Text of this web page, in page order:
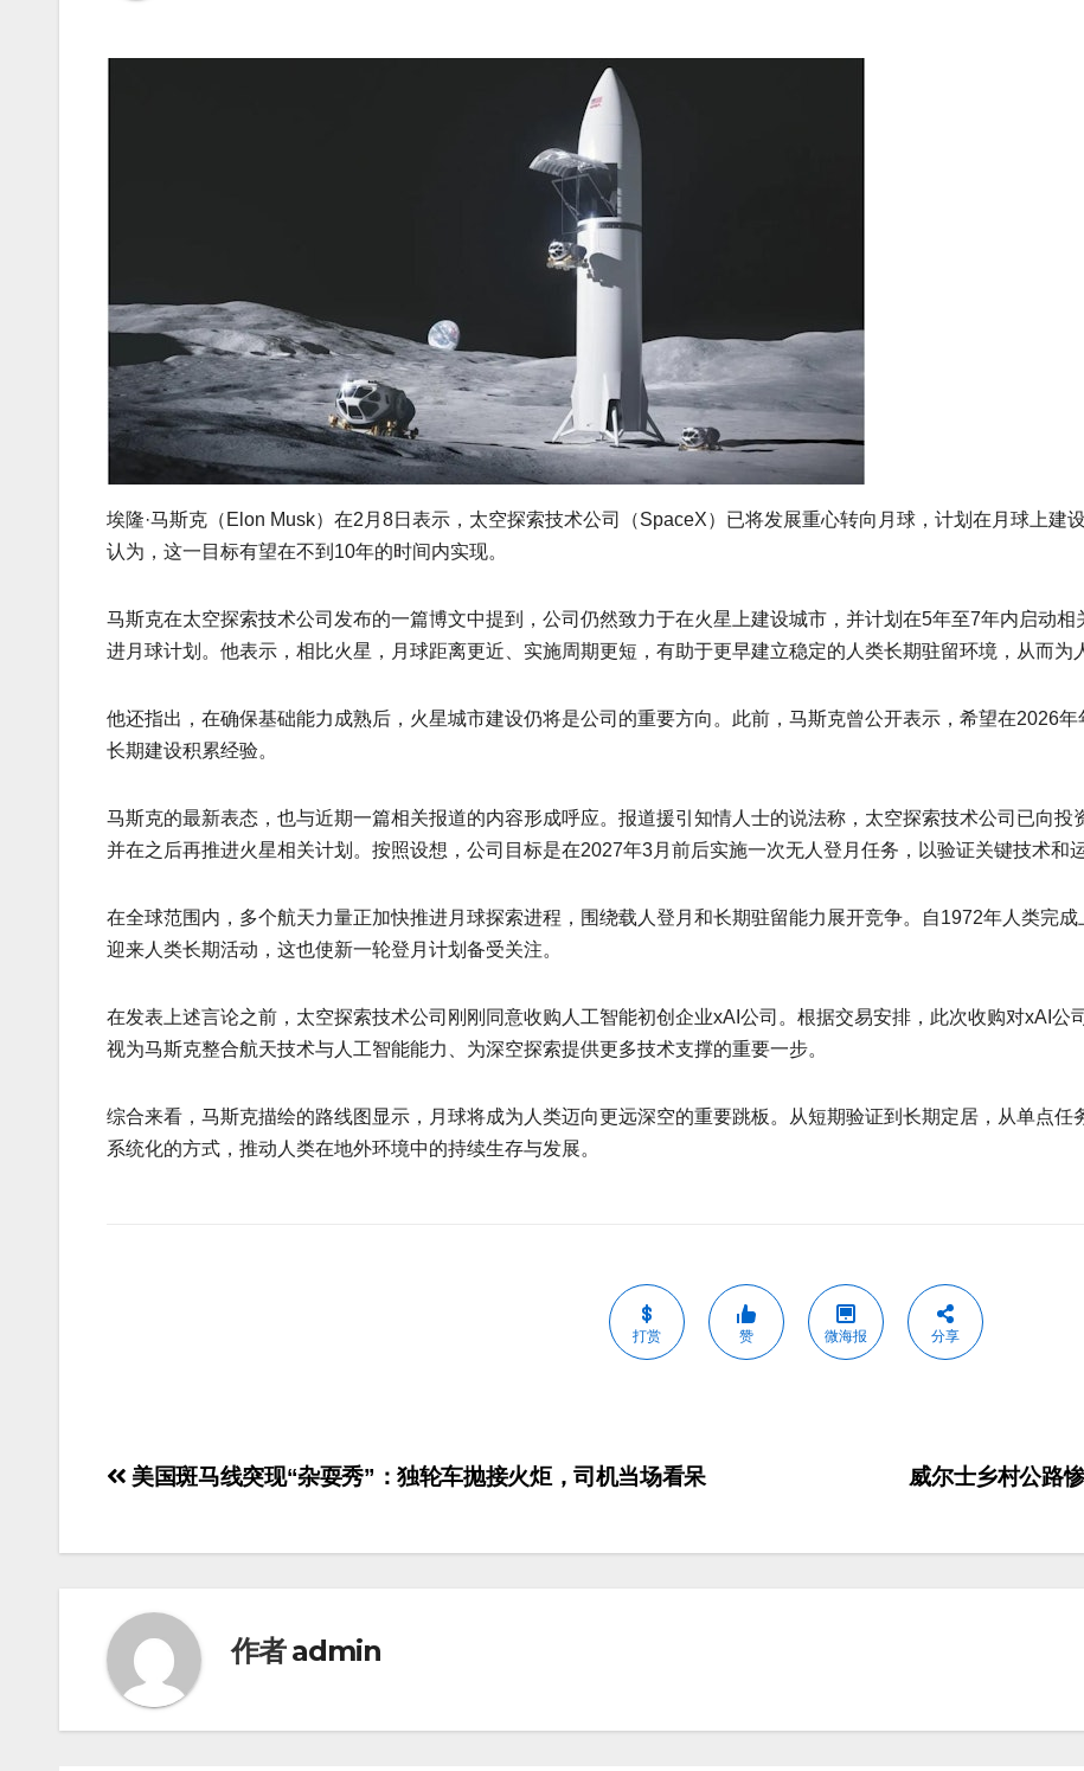
埃隆·马斯克（Elon Musk）在2月8日表示，太空探索技术公司（SpaceX）已将发展重心转向月球，计划在月球上建
认为，这一目标有望在不到10年的时间内实现。
马斯克在太空探索技术公司发布的一篇博文中提到，公司仍然致力于在火星上建设城市，并计划在5年至7年内启动
进月球计划。他表示，相比火星，月球距离更近、实施周期更短，有助于更早建立稳定的人类长期驻留环境，从而为
他还指出，在确保基础能力成熟后，火星城市建设仍将是公司的重要方向。此前，马斯克曾公开表示，希望在2026
长期建设积累经验。
马斯克的最新表态，也与近期一篇相关报道的内容形成呼应。报道援引知情人士的说法称，太空探索技术公司已向投
并在之后再推进火星相关计划。按照设想，公司目标是在2027年3月前后实施一次无人登月任务，以验证关键技术和
在全球范围内，多个航天力量正加快推进月球探索进程，围绕载人登月和长期驻留能力展开竞争。自1972年人类完
迎来人类长期活动，这也使新一轮登月计划备受关注。
在发表上述言论之前，太空探索技术公司刚刚同意收购人工智能初创企业xAI公司。根据交易安排，此次收购对xAI公
视为马斯克整合航天技术与人工智能能力、为深空探索提供更多技术支撑的重要一步。
综合来看，马斯克描绘的路线图显示，月球将成为人类迈向更远深空的重要跳板。从短期验证到长期定居，从单点
系统化的方式，推动人类在地外环境中的持续生存与发展。
打赏 赞 微海报 分享
威尔士乡村公路
美国斑马线突现“杂耍秀”：独轮车抛接火炬，司机当场看呆
作者admin